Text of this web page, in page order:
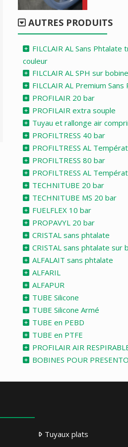
AUTRES PRODUITS
FILCLAIR AL Sans
couleur
FILCLAIR AL SPH sur bobine
FILCLAIR AL Premium Sans
PROFILAIR 20 bar
PROFILAIR extra souple
Tuyau et rallonge air
PROFILTRESS 40 bar
PROFILTRESS AL
PROFILTRESS 80 bar
PROFILTRESS AL
TECHNITUBE 20 bar
TECHNITUBE MS 20 bar
FUELFLEX 10 bar
PROPAVYL 20 bar
CRISTAL sans phtalate
CRISTAL sans phtalate sur
ALFALAIT sans phtalate
ALFARIL
ALFAPUR
TUBE Silicone
TUBE Silicone Armé
TUBE en PEBD
TUBE en PTFE
PROFILAIR AIR
BOBINES POUR
Tuyaux plats